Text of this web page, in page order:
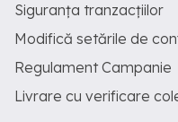
Siguranța tranzacțiilor
Modifică setările de
Regulament Campanie
Livrare cu verificare